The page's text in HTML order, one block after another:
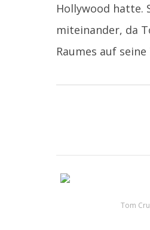
Hollywood hatte.
miteinander, da
Raumes auf
Tom